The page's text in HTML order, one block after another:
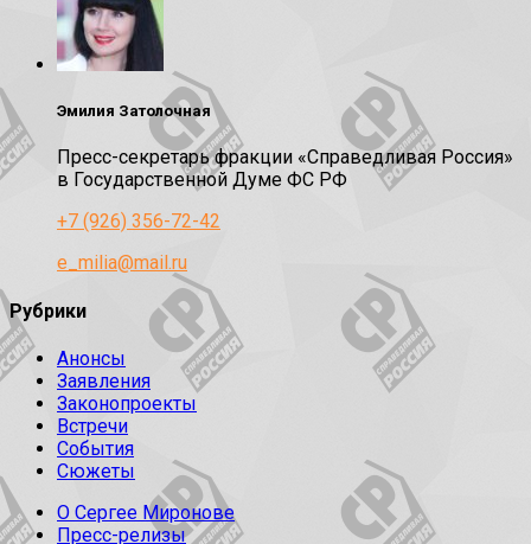
Эмилия Затолочная
Пресс-секретарь фракции «Справедливая Россия»
в Государственной Думе ФС РФ
+7 (926) 356-72-42
e_milia@mail.ru
Рубрики
Анонсы
Заявления
Законопроекты
Встречи
События
Сюжеты
О Сергее Миронове
Пресс-релизы